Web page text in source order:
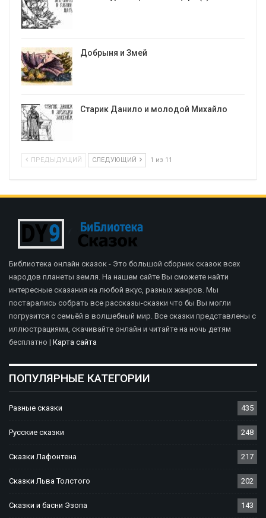
Добрыня и Змей
Старик Данило и молодой Михайло
ПРЕДЫДУЩИЙ СЛЕДУЮЩИЙ 1 из 11
Библиотека онлайн сказок - Это большой сборник сказок всех
народов планеты земля. На нашем сайте Вы сможете найти
интересные сказания на любой вкус, разных жанров. Мы
постарались собрать все рассказы-сказки что бы Вы могли
погрузится с семьёй в волшебный мир. Все сказки представлены с
иллюстрациями, скачивайте онлайн и читайте на ночь детям
бесплатно | Карта сайта
ПОПУЛЯРНЫЕ КАТЕГОРИИ
Разные сказки 435
Русские сказки 248
Сказки Лафонтена 217
Сказки Льва Толстого 202
Сказки и басни Эзопа 143